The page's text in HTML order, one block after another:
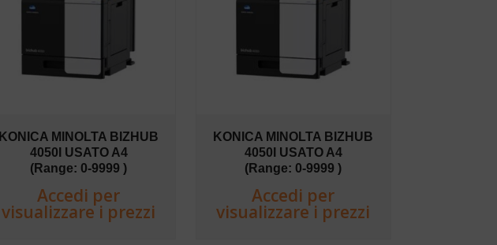
KONICA MINOLTA BIZHUB
4050I USATO A4
(Range: 0-9999 )
Accedi per
visualizzare i prezzi
KONICA MINOLTA BIZHUB
4050I USATO A4
(Range: 0-9999 )
Accedi per
visualizzare i prezzi